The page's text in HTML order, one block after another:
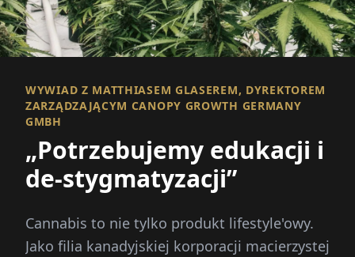
WYWIAD Z MATTHIASEM GLASEREM, DYREKTOREM
ZARZĄDZAJĄCYM CANOPY GROWTH GERMANY
GMBH
„Potrzebujemy edukacji i
de-stygmatyzacji”
Cannabis to nie tylko produkt lifestyle'owy.
Jako filia kanadyjskiej korporacji macierzystej